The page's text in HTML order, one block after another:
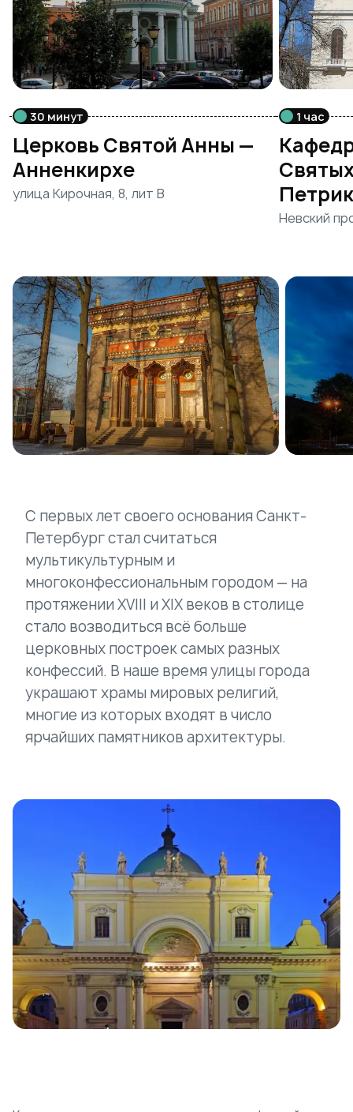
30 минут
Церковь Святой Анны —
Анненкирхе
улица Кирочная, 8, лит В
1 час
Невский
С первых лет своего основания Санкт-
Петербург стал считаться
мультикультурным и
многоконфессиональным городом — на
протяжении XVIII и XIX веков в столице
стало возводиться всё больше
церковных построек самых разных
конфессий. В наше время улицы города
украшают храмы мировых религий,
многие из которых входят в число
ярчайших памятников архитектуры.